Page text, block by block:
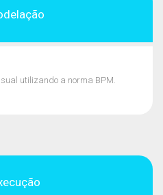
utilizando a norma BPM.